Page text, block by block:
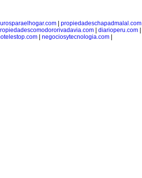
| propiedadeschapadmalal.com
| diarioperu.com|
negociosytecnologia.com